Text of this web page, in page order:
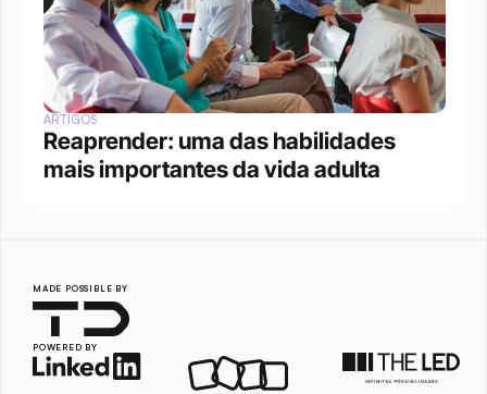
ARTIGOS
Reaprender: uma das habilidades
mais importantes da vida adulta
MADE POSSIBLE BY
POWERED BY